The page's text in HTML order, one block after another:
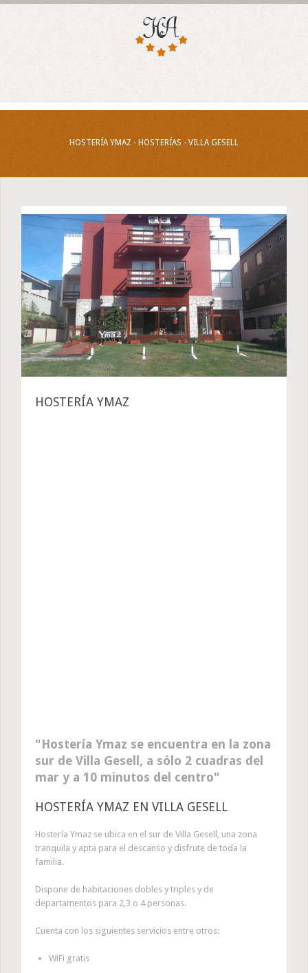
HOSTERÍA YMAZ - HOSTERÍAS - VILLA GESELL
HOSTERÍA YMAZ
Hostería Ymaz se encuentra en la zona
sur de Villa Gesell, a sólo 2 cuadras del
mar y a 10 minutos del centro
HOSTERÍA YMAZ EN VILLA GESELL
Hostería Ymaz se ubica en el sur de Villa Gesell, una zona
tranquila y apta para el descanso y disfrute de toda la
familia.
Dispone de habitaciones dobles y triples y de
departamentos para 2,3 o 4 personas.
Cuenta con los siguientes servicios entre otros:
WiFi gratis